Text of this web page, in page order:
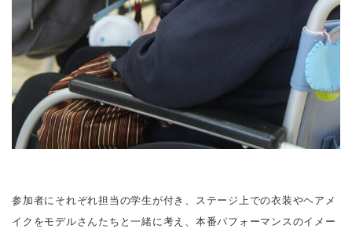
参加者にそれぞれ担当の学生が付き、ステージ上での⾐装やヘアメ
イクをモデルさんたちと⼀緒に考え、本番パフォーマンスのイメー